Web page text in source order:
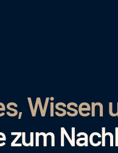
Wissen
zum